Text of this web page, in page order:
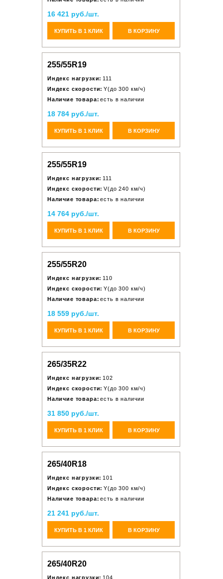
16 421 руб./шт.
КУПИТЬ В 1 КЛИК В КОРЗИНУ
255/55R19
Индекс нагрузки: 111
Индекс скорости: Y(до 300 км/ч)
Наличие товара: есть в наличии
18 784 руб./шт.
КУПИТЬ В 1 КЛИК В КОРЗИНУ
255/55R19
Индекс нагрузки: 111
Индекс скорости: V(до 240 км/ч)
Наличие товара: есть в наличии
14 764 руб./шт.
КУПИТЬ В 1 КЛИК В КОРЗИНУ
255/55R20
Индекс нагрузки: 110
Индекс скорости: Y(до 300 км/ч)
Наличие товара: есть в наличии
18 559 руб./шт.
КУПИТЬ В 1 КЛИК В КОРЗИНУ
265/35R22
Индекс нагрузки: 102
Индекс скорости: Y(до 300 км/ч)
Наличие товара: есть в наличии
31 850 руб./шт.
КУПИТЬ В 1 КЛИК В КОРЗИНУ
265/40R18
Индекс нагрузки: 101
Индекс скорости: Y(до 300 км/ч)
Наличие товара: есть в наличии
21 241 руб./шт.
КУПИТЬ В 1 КЛИК В КОРЗИНУ
265/40R20
Индекс нагрузки: 104